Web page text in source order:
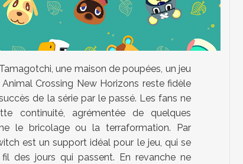
une maison de poupées, un jeu
Crossing New Horizons reste fidèle
de la série par le passé. Les fans ne
continuité, agrémentée de quelques
le bricolage ou la terraformation. Par
est un support idéal pour le jeu, qui se
des jours qui passent. En revanche ne